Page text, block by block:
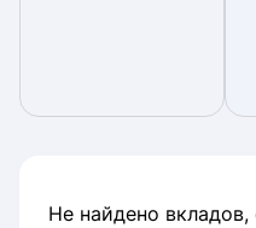
Не найдено